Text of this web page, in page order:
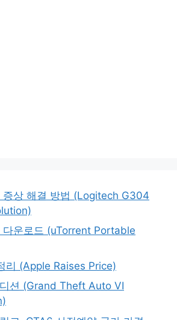
증상 해결 방법 (Logitech G304
다운로드 (uTorrent Portable
리 (Apple Raises Price)
션 (Grand Theft Auto VI